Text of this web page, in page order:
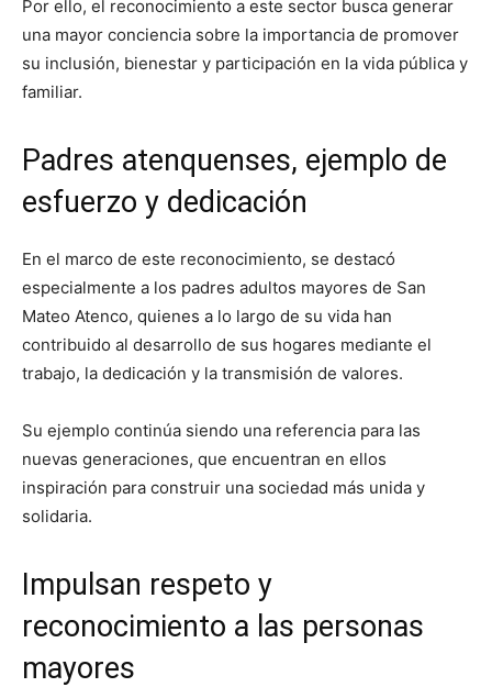
Por ello, el reconocimiento a este sector busca generar
una mayor conciencia sobre la importancia de promover
su inclusión, bienestar y participación en la vida pública y
familiar.
Padres atenquenses, ejemplo de
esfuerzo y dedicación
En el marco de este reconocimiento, se destacó
especialmente a los padres adultos mayores de San
Mateo Atenco, quienes a lo largo de su vida han
contribuido al desarrollo de sus hogares mediante el
trabajo, la dedicación y la transmisión de valores.
Su ejemplo continúa siendo una referencia para las
nuevas generaciones, que encuentran en ellos
inspiración para construir una sociedad más unida y
solidaria.
Impulsan respeto y
reconocimiento a las personas
mayores